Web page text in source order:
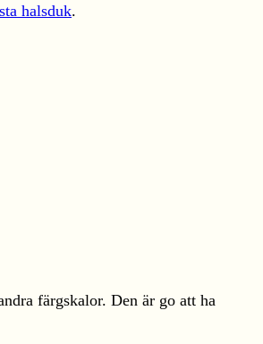
halsduk.
färgskalor. Den är go att ha